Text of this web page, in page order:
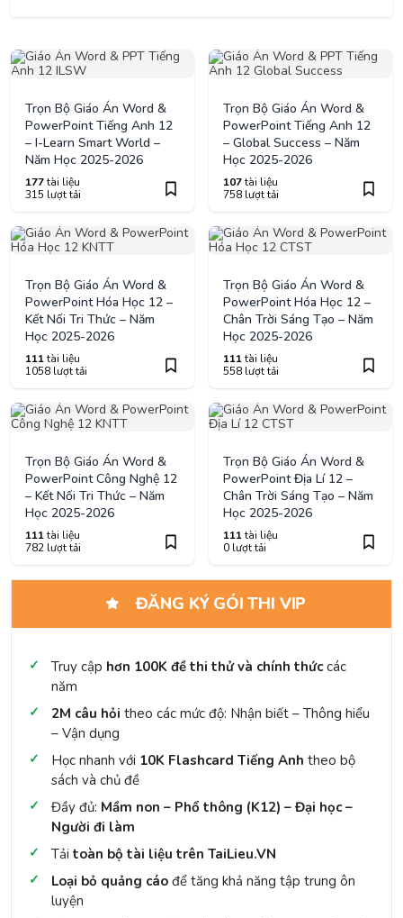
Trọn Bộ Giáo Án Word &
PowerPoint Tiếng Anh 12
– I-Learn Smart World –
Năm Học 2025-2026
177tài liệu
315 lượt tải
Trọn Bộ Giáo Án Word &
PowerPoint Tiếng Anh 12
– Global Success – Năm
Học 2025-2026
107tài liệu
758 lượt tải
Trọn Bộ Giáo Án Word &
PowerPoint Hóa Học 12 –
Kết Nối Tri Thức – Năm
Học 2025-2026
111tài liệu
1058 lượt tải
Trọn Bộ Giáo Án Word &
PowerPoint Hóa Học 12 –
Chân Trời Sáng Tạo – Năm
Học 2025-2026
111tài liệu
558 lượt tải
Trọn Bộ Giáo Án Word &
PowerPoint Công Nghệ 12
– Kết Nối Tri Thức – Năm
Học 2025-2026
111tài liệu
782 lượt tải
Trọn Bộ Giáo Án Word &
PowerPoint Địa Lí 12 –
Chân Trời Sáng Tạo – Năm
Học 2025-2026
111tài liệu
0 lượt tải
ĐĂNG KÝ GÓI THI VIP
Truy cập hơn 100K đề thi thử và chính thứccác
năm
2M câu hỏi theo các mức độ: Nhận biết – Thông hiểu
– Vận dụng
Học nhanh với 10K Flashcard Tiếng Anh theo bộ
sách và chủ đề
Đầy đủ: Mầm non – Phổ thông (K12) – Đại học –
Người đi làm
Tải toàn bộ tài liệu trên TaiLieu.VN
Loại bỏ quảng cáo để tăng khả năng tập trung ôn
luyện